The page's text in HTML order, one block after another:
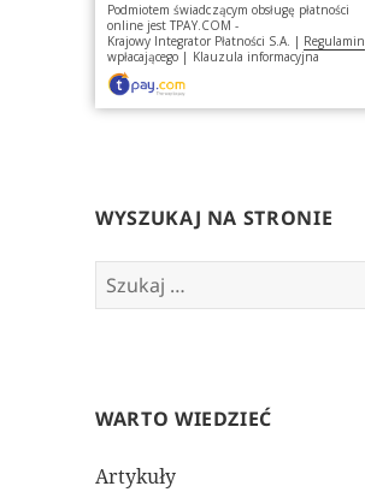
Podmiotem świadczącym obsługę płatności
online jestTPAY.COM -
Krajowy Integrator Płatności S.A. | Regulamin
wpłacającego | Klauzula informacyjna
WYSZUKAJ NA STRONIE
Szukaj:
WARTO WIEDZIEĆ
Artykuły